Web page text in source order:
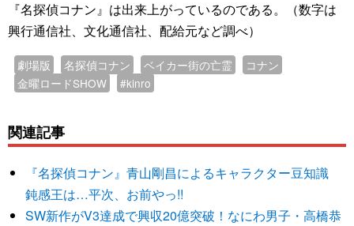
『名探偵コナン』は出来上がっているのである。（数字は
興行通信社、文化通信社、配給元など調べ）
劇場版 名探偵コナン ベイカー街の亡霊
コナン
金曜ロードSHOW
#kinro
関連記事
『名探偵コナン』青山剛昌によるキャラクター豆知識
鈍感王は…平次、お前やっ!!
SW新作がV3達成で興収20億突破！なにわ男子・高橋恭